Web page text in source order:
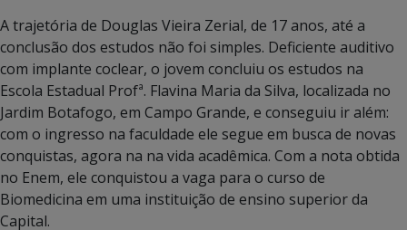
A trajetória de Douglas Vieira Zerial, de 17 anos, até a
conclusão dos estudos não foi simples. Deficiente auditivo
com implante coclear, o jovem concluiu os estudos na
Escola Estadual Profª. Flavina Maria da Silva, localizada no
Jardim Botafogo, em Campo Grande, e conseguiu ir além:
com o ingresso na faculdade ele segue em busca de novas
conquistas, agora na na vida acadêmica. Com a nota obtida
no Enem, ele conquistou a vaga para o curso de
Biomedicina em uma instituição de ensino superior da
Capital.